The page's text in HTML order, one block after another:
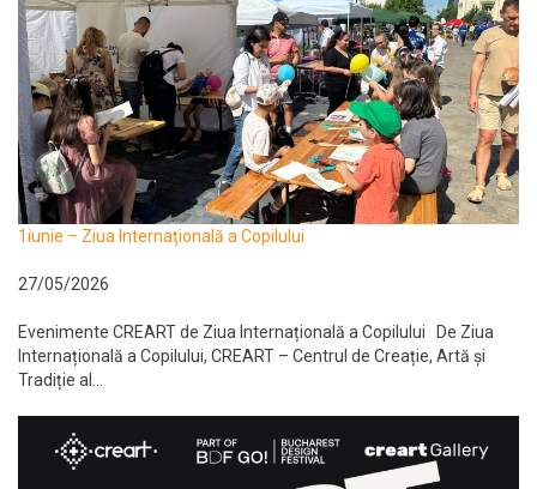
1iunie – Ziua Internațională a Copilului
27/05/2026
Evenimente CREART de Ziua Internațională a Copilului De Ziua
Internațională a Copilului, CREART – Centrul de Creație, Artă și
Tradiție al...